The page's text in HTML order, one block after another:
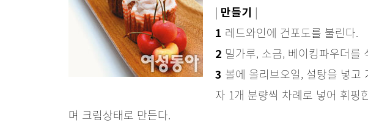
| 만들기 |
1 레드와인에 건포도를 불린다.
2 밀가루, 소금, 베이킹파우더를
3 볼에 올리브오일, 설탕을 넣고
자 1개 분량씩 차례로 넣어 휘핑
며 크림상태로 만든다.